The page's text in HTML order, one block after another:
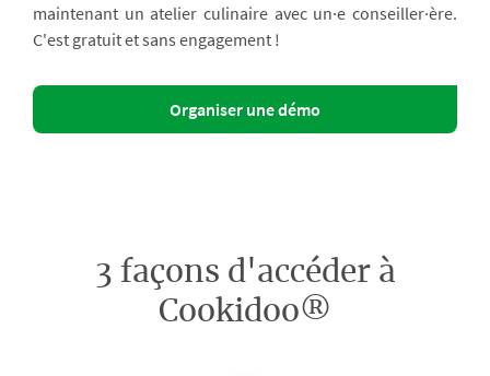
maintenant un atelier culinaire avec un·e conseiller·ère.
C'est gratuit et sans engagement !
Organiser une démo
3 façons d'accéder à
Cookidoo®